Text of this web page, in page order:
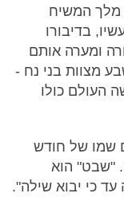
מלך המשיח
בדיבורו
ומערה אותם
מצוות בני נח -
העולם כולו
שמו של חודש
"שבט" הוא
כי יבוא שילה".